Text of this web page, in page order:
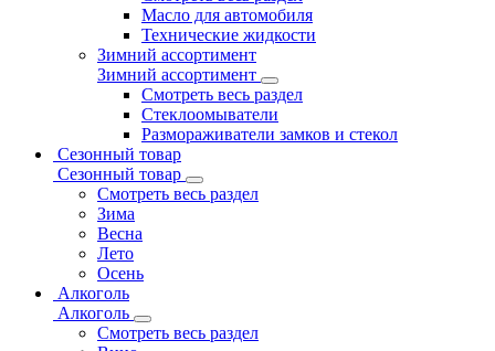
Масло для автомобиля
Технические жидкости
Зимний ассортимент
Зимний ассортимент
Смотреть весь раздел
Стеклоомыватели
Размораживатели замков и стекол
Сезонный товар
Сезонный товар
Смотреть весь раздел
Зима
Весна
Лето
Осень
Алкоголь
Алкоголь
Смотреть весь раздел